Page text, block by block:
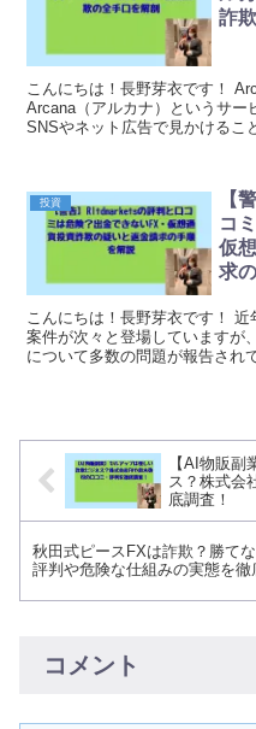
詐
こんにちは！長野芽衣です！
Arcana（アルカナ）というサー
SNSやネット広告で見かけるこ
投資
【
コ
仮
求
こんにちは！長野芽衣です！
案件が次々と登場していますが
について多数の問題が報告され
【AI物販
ス？株式会
底調査！
秋田式ピースFXは詐欺？勝て
評判や危険な仕組みの実態を徹
コメント